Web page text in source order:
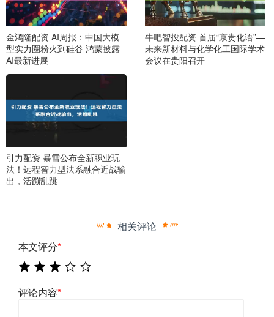
金鸿隆配资 AI周报：中国大模
型实力圈粉火到硅谷 鸿蒙披露
AI最新进展
牛吧智投配资 首届“京贵化语”—
未来新材料与化学化工国际学术
会议在贵阳召开
引力配资 暴雪公布全新职业玩
法！远程智力型法系融合近战输
出，活蹦乱跳
相关评论
本文评分*
评论内容*